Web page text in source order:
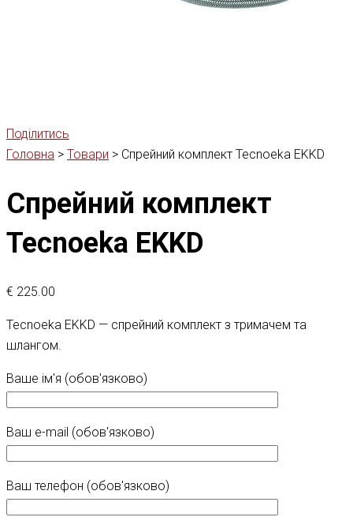
Поділитись
Головна > Товари > Спрейний комплект Tecnoeka EKKD
Спрейний комплект
Tecnoeka EKKD
€ 225.00
Tecnoeka EKKD — спрейний комплект з тримачем та
шлангом.
Ваше ім'я (обов'язково)
Ваш e-mail (обов'язково)
Ваш телефон (обов'язково)